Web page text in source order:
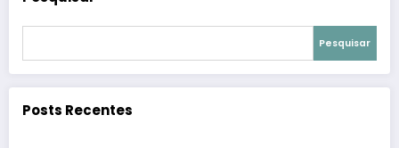
Pesquisar
Posts Recentes